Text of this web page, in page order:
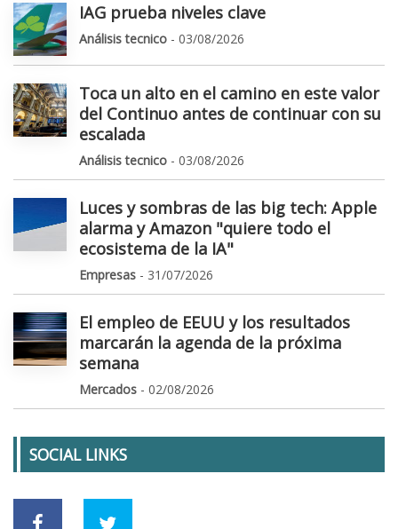
IAG prueba niveles clave
Análisis tecnico - 03/08/2026
Toca un alto en el camino en este valor
del Continuo antes de continuar con su
escalada
Análisis tecnico - 03/08/2026
Luces y sombras de las big tech: Apple
alarma y Amazon "quiere todo el
ecosistema de la IA"
Empresas - 31/07/2026
El empleo de EEUU y los resultados
marcarán la agenda de la próxima
semana
Mercados - 02/08/2026
SOCIAL LINKS